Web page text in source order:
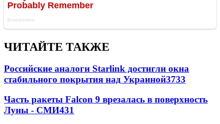
ЧИТАЙТЕ ТАКЖЕ
Российские аналоги Starlink достигли окна
стабильного покрытия над Украиной3733
Часть ракеты Falcon 9 врезалась в поверхность
Луны - СМИ431